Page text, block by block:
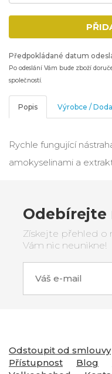
Předpokládané datum
Po odeslání Vám bude zboží
společností.
Popis Výrobce /
Rychle fungující
amokyselinami a
Odebírejte
Získejte přehled o
Vám nic neunikne!
Odstoupit od smlouvy
Přístupnost
Blog